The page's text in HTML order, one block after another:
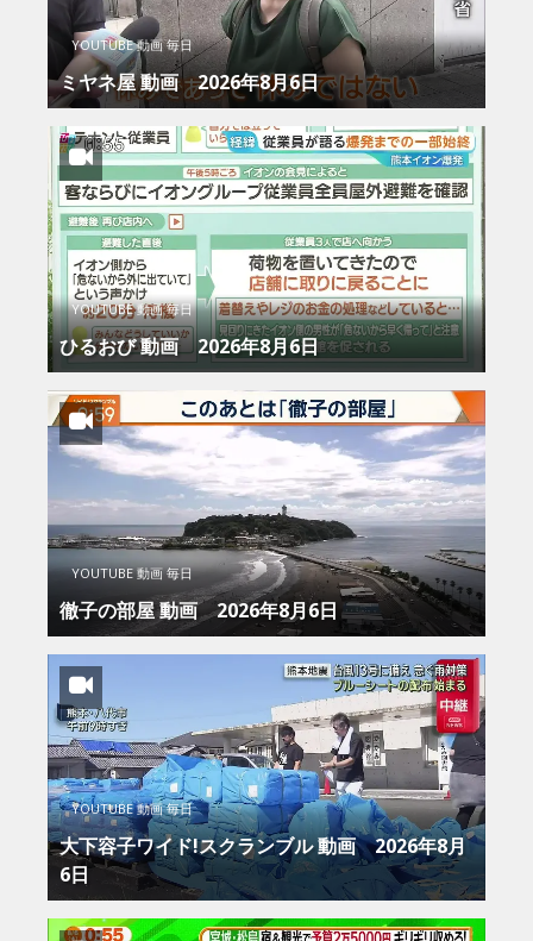
YOUTUBE 動画 毎日
ミヤネ屋 動画 2026年8月6日
YOUTUBE 動画 毎日
ひるおび 動画 2026年8月6日
YOUTUBE 動画 毎日
徹子の部屋 動画 2026年8月6日
YOUTUBE 動画 毎日
大下容子ワイド!スクランブル 動画 2026年8月
6日